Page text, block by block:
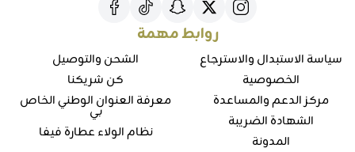
روابط مهمة
سياسة الاستبدال والاسترجاع
الخصوصية
مركز الدعم والمساعدة
الشهادة الضريبة
المدونة
الشحن والتوصيل
كن شريكنا
معرفة العنوان الوطني الخاص
بي
نظام الولاء عطارة فيفا